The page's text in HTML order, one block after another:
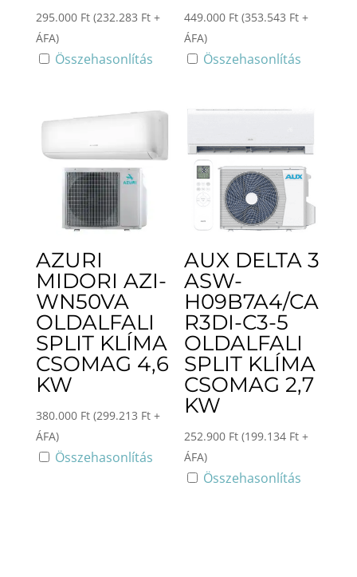
295.000 Ft (232.283 Ft+
ÁFA)
Összehasonlítás
449.000 Ft (353.543 Ft +
ÁFA)
Összehasonlítás
AZURI
MIDORI AZI-
WN50VA
OLDALFALI
SPLIT KLÍMA
CSOMAG 4,6
KW
380.000 Ft (299.213 Ft+
ÁFA)
Összehasonlítás
AUX DELTA 3
ASW-
H09B7A4/CA
R3DI-C3-5
OLDALFALI
SPLIT KLÍMA
CSOMAG 2,7
KW
252.900 Ft (199.134 Ft +
ÁFA)
Összehasonlítás